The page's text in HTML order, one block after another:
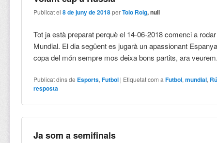
Publicat el8 de juny de 2018 perTolo Roig, null
Tot ja està preparat perquè el 14-06-2018 comenci a
Mundial. El dia següent es jugarà un apassionant
copa del món sempre mos deixa bons partits, ara
Publicat dins de Esports,Futbol | Etiquetat com a Futbol,mundial,
resposta
Ja som a semifinals